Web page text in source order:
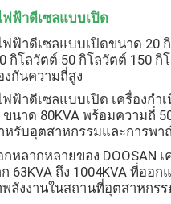
ฟฟ้าดีเซลแบบเปิด
ฟฟ้าดีเซลแบบเปิดขนาด 20
กิโลวัตต์ 50 กิโลวัตต์ 150 กิ
กันความถี่สูง
ฟฟ้าดีเซลแบบเปิด เครื่องกำ
ขนาด 80KVA พร้อมความถี่
หรับอุตสาหกรรมและการพ
กหลากหลายของ DOOSAN
63KVA ถึง 1004KVA ที่ออก
ลังงานในสถานที่อุตสาหกรร